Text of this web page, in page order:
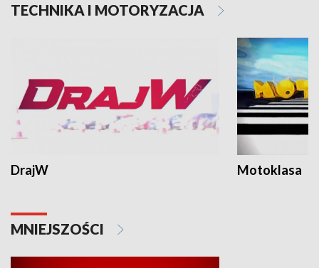
TECHNIKA I MOTORYZACJA
DrajW Motoklasa
MNIEJSZOŚCI